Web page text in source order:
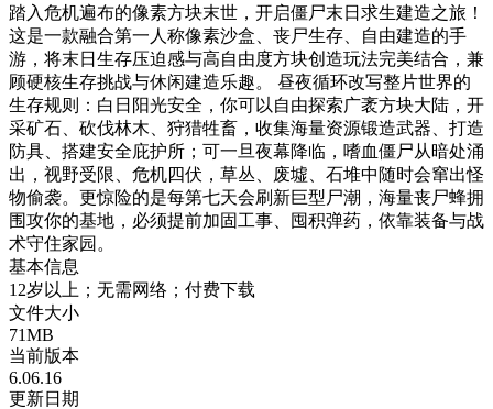
踏入危机遍布的像素方块末世，开启僵尸末日求生建造之旅！
这是一款融合第一人称像素沙盒、丧尸生存、自由建造的手
游，将末日生存压迫感与高自由度方块创造玩法完美结合，兼
顾硬核生存挑战与休闲建造乐趣。 昼夜循环改写整片世界的
生存规则：白日阳光安全，你可以自由探索广袤方块大陆，开
采矿石、砍伐林木、狩猎牲畜，收集海量资源锻造武器、打造
防具、搭建安全庇护所；可一旦夜幕降临，嗜血僵尸从暗处涌
出，视野受限、危机四伏，草丛、废墟、石堆中随时会窜出怪
物偷袭。更惊险的是每第七天会刷新巨型尸潮，海量丧尸蜂拥
围攻你的基地，必须提前加固工事、囤积弹药，依靠装备与战
术守住家园。
基本信息
12岁以上；无需网络；付费下载
文件大小
71MB
当前版本
6.06.16
更新日期